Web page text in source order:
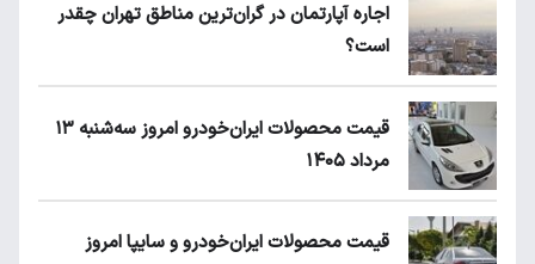
اجاره آپارتمان در گران‌ترین مناطق تهران چقدر
است؟
قیمت محصولات ایران‌خودرو امروز سه‌شنبه ۱۳
مرداد ۱۴۰۵
قیمت محصولات ایران‌خودرو و سایپا امروز